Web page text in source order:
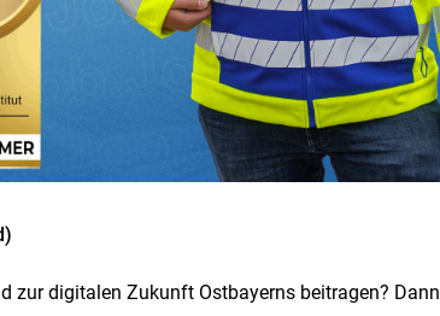
zur digitalen Zukunft Ostbayerns beitragen?